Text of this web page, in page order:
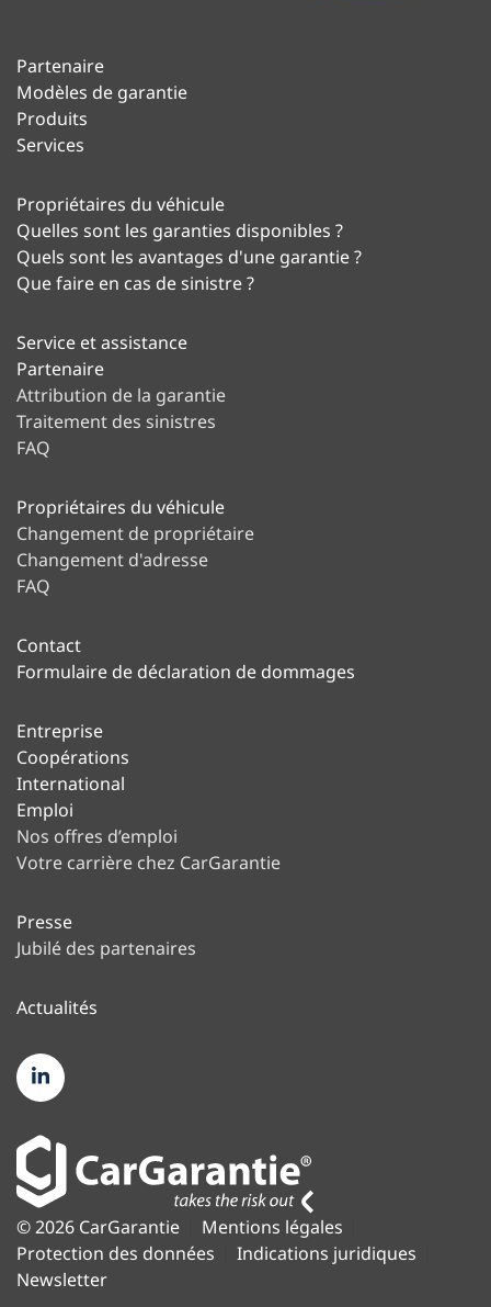
Partenaire
Modèles de garantie
Produits
Services
Propriétaires du véhicule
Quelles sont les garanties disponibles ?
Quels sont les avantages d'une garantie ?
Que faire en cas de sinistre ?
Service et assistance
Partenaire
Attribution de la garantie
Traitement des sinistres
FAQ
Propriétaires du véhicule
Changement de propriétaire
Changement d'adresse
FAQ
Contact
Formulaire de déclaration de dommages
Entreprise
Coopérations
International
Emploi
Nos offres d’emploi
Votre carrière chez CarGarantie
Presse
Jubilé des partenaires
Actualités
© 2026 CarGarantie
Mentions légales
Protection des données
Indications juridiques
Newsletter